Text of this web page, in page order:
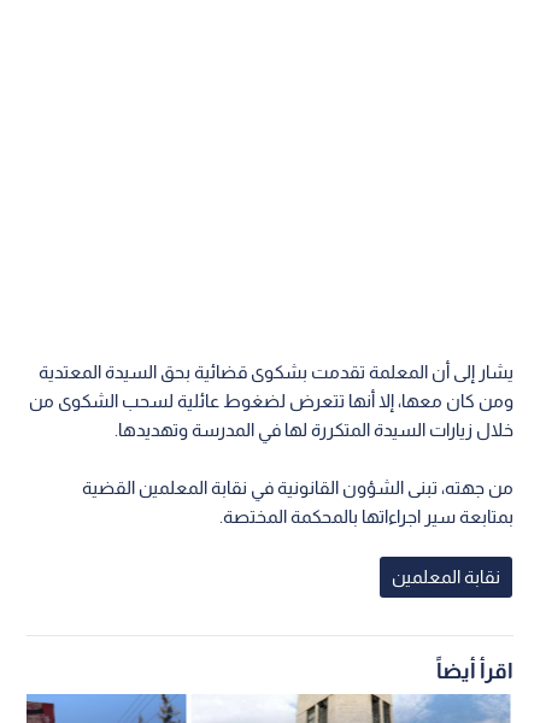
يشار إلى أن المعلمة تقدمت بشكوى قضائية بحق السيدة المعتدية
ومن كان معها، إلا أنها تتعرض لضغوط عائلية لسحب الشكوى من
خلال زيارات السيدة المتكررة لها في المدرسة وتهديدها.
من جهته، تبنى الشؤون القانونية في نقابة المعلمين القضية
بمتابعة سير اجراءاتها بالمحكمة المختصة.
نقابة المعلمين
اقرأ أيضاً